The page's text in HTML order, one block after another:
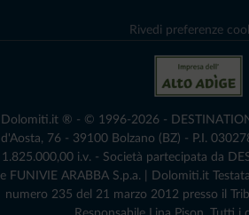
Rivedi preferenze
Dolomiti.it ® - © 1996-2026 -
d'Aosta, 76 - 39100 Bolzano (BZ) - P.I.
1.825.000,00 i.v. - Società partecipata da
e FUNIVIE ARABBA S.p.a. | Dolomiti.it
numero 235 del 21 marzo 2012 presso il